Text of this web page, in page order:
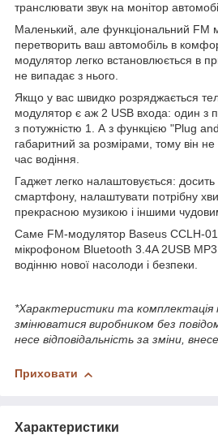
транслювати звук на монітор
Маленький, але функціональний FM
перетворить ваш автомобіль в
модулятор легко встановлюється в
не випадає з нього.
Якщо у вас швидко розряджається
модулятор є аж 2 USB входа: один з
з потужністю 1. А з функцією "Plug
габаритний за розмірами, тому він
час водіння.
Гаджет легко налаштовується:
смартфону, налаштувати потрібну
прекрасною музикою і іншими
Саме FM-модулятор Baseus CCLH-
мікрофоном Bluetooth 3.4A 2USB
водінню нової насолоди і безпеки.
*Характеристики та
змінюватися виробником без
несе відповідальність за зміни,
Приховати
Характеристики